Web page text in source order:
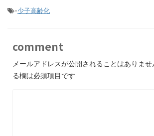
-少子高齢化
comment
メールアドレスが公開されることはありませ
る欄は必須項目です